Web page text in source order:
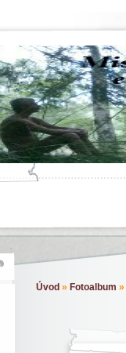
Úvod » Fotoalbum »